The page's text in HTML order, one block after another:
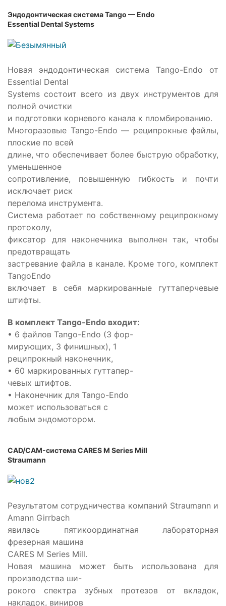
Эндодонтическая система Tango — Endo
Essential Dental Systems
Новая эндодонтическая система Tango-Endo от
Essential Dental
Systems состоит всего из двух инструментов для
полной очистки
и подготовки корневого канала к пломбированию.
Многоразовые Tango-Endo — реципрокные файлы,
плоские по всей
длине, что обеспечивает более быструю обработку,
уменьшенное
сопротивление, повышенную гибкость и почти
исключает риск
перелома инструмента.
Система работает по собственному реципрокному
протоколу,
фиксатор для наконечника выполнен так, чтобы
предотвращать
застревание файла в канале. Кроме того, комплект
TangoEndo
включает в себя маркированные гуттаперчевые
штифты.
В комплект Tango-Endo входит:
• 6 файлов Tango-Endo (3 фор-
мирующих, 3 финишных), 1
реципрокный наконечник,
• 60 маркированных гуттапер-
чевых штифтов.
• Наконечник для Tango-Endo
может использоваться с
любым эндомотором.
CAD/CAM-система CARES M Series Mill
Straumann
Результатом сотрудничества компаний Straumann и
Amann Girrbach
явилась пятикоординатная лабораторная
фрезерная машина
CARES M Series Mill.
Новая машина может быть использована для
производства ши-
рокого спектра зубных протезов от вкладок,
накладок, виниров